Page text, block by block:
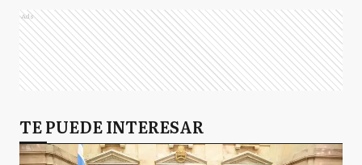
Ads
TE PUEDE INTERESAR